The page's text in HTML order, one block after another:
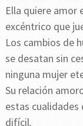
Ella quiere amor
excéntrico que
Los cambios de
se desatan sin
ninguna mujer
Su relación
estas cualidades
difícil.